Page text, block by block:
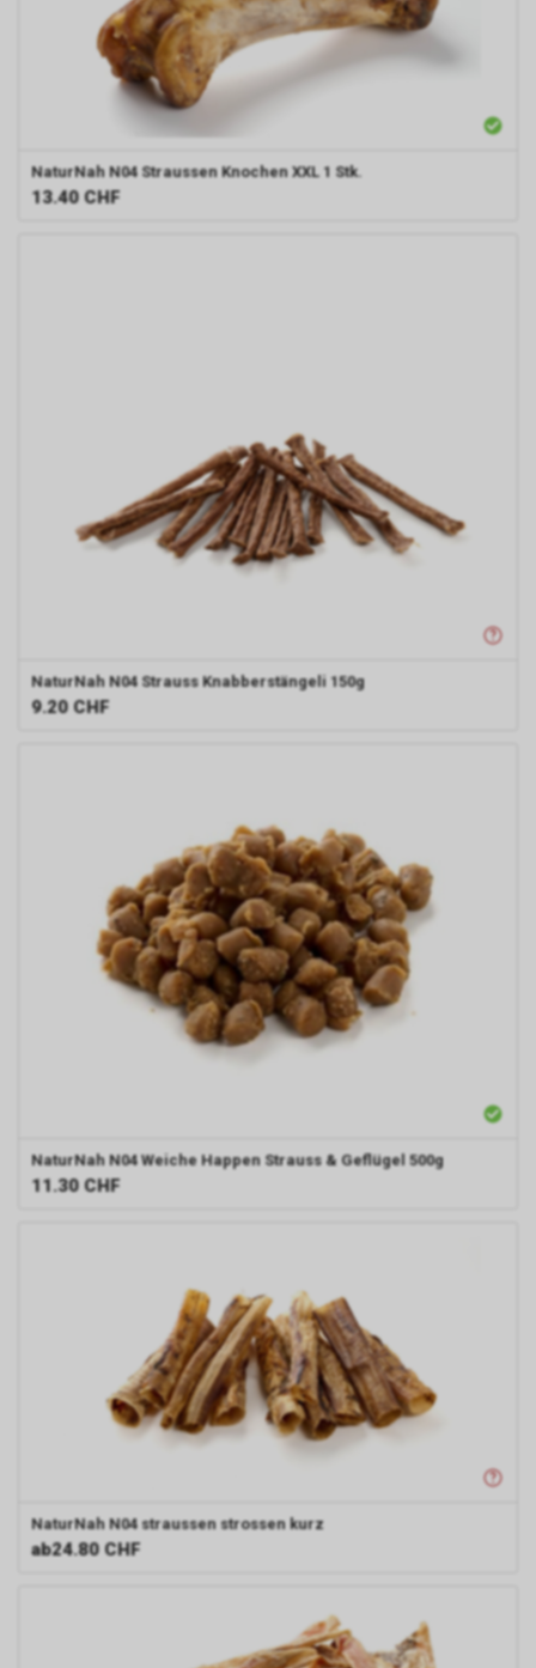
NaturNah N04 Straussen Knochen XXL 1 Stk.
13.40 CHF
NaturNah N04 Strauss Knabberstängeli 150g
9.20 CHF
NaturNah N04 Weiche Happen Strauss & Geflügel 500g
11.30 CHF
NaturNah N04 straussen strossen kurz
ab24.80 CHF